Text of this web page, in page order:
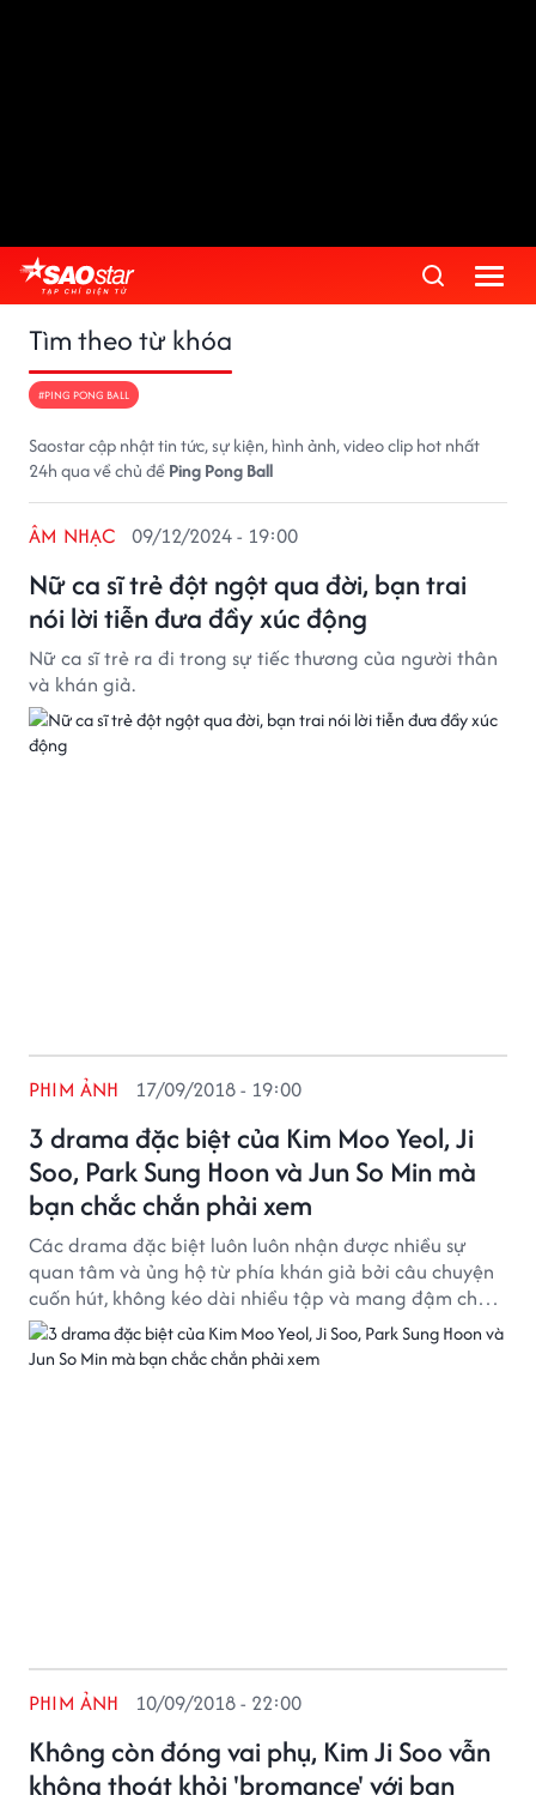
Tìm theo từ khóa
#PING PONG BALL
Saostar cập nhật tin tức, sự kiện, hình ảnh, video clip hot nhất
24h qua về chủ đềPing Pong Ball
Nữ ca sĩ trẻ đột ngột qua đời, bạn trai
nói lời tiễn đưa đầy xúc động
ÂM NHẠC 09/12/2024 - 19:00
Nữ ca sĩ trẻ ra đi trong sự tiếc thương của người thân
và khán giả.
3 drama đặc biệt của Kim Moo Yeol, Ji
Soo, Park Sung Hoon và Jun So Min mà
bạn chắc chắn phải xem
PHIM ẢNH 17/09/2018 - 19:00
Các drama đặc biệt luôn luôn nhận được nhiều sự
quan tâm và ủng hộ từ phía khán giả bởi câu chuyện
cuốn hút, không kéo dài nhiều tập và mang đậm chất
điện ảnh.
Không còn đóng vai phụ, Kim Ji Soo vẫn
không thoát khỏi 'bromance' với bạn
PHIM ẢNH 10/09/2018 - 22:00